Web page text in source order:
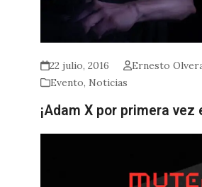
22 julio, 2016
Ernesto
Evento, Noticias
¡Adam X por primera vez